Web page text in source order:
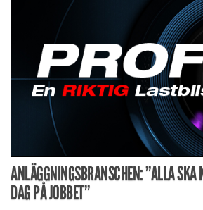
ANLÄGGNINGSBRANSCHEN: ”ALLA SKA
DAG PÅ JOBBET”